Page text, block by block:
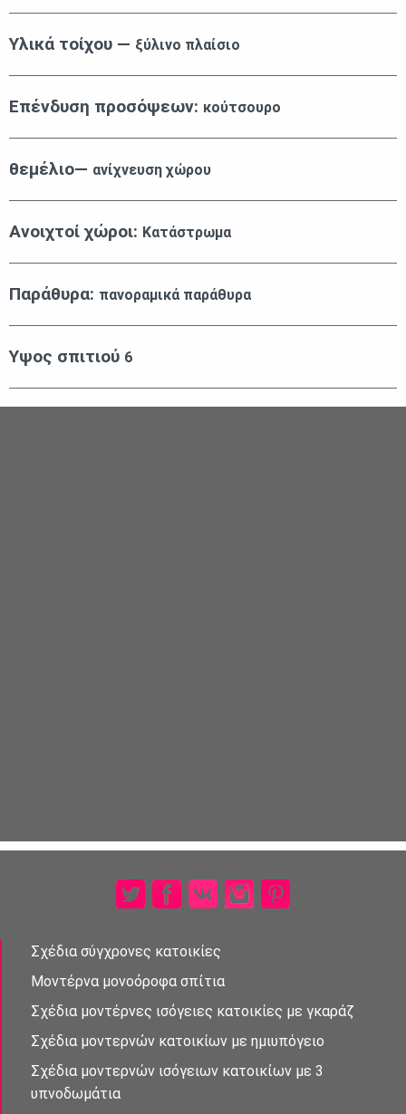
Υλικά τοίχου — ξύλινο πλαίσιο
Επένδυση προσόψεων: κούτσουρο
θεμέλιο— ανίχνευση χώρου
Ανοιχτοί χώροι: Κατάστρωμα
Παράθυρα: πανοραμικά παράθυρα
Υψος σπιτιού 6
Σχέδια σύγχρονες κατοικίες
Μοντέρνα μονοὀροφα σπἰτια
Σχέδια μοντέρνες ισὀγειες κατοικίες με γκαράζ
Σχέδια μοντερνὠν κατοικίων με ημιυπόγειο
Σχέδια μοντερνών ισὀγειων κατοικἰων με 3
υπνοδωμἀτια